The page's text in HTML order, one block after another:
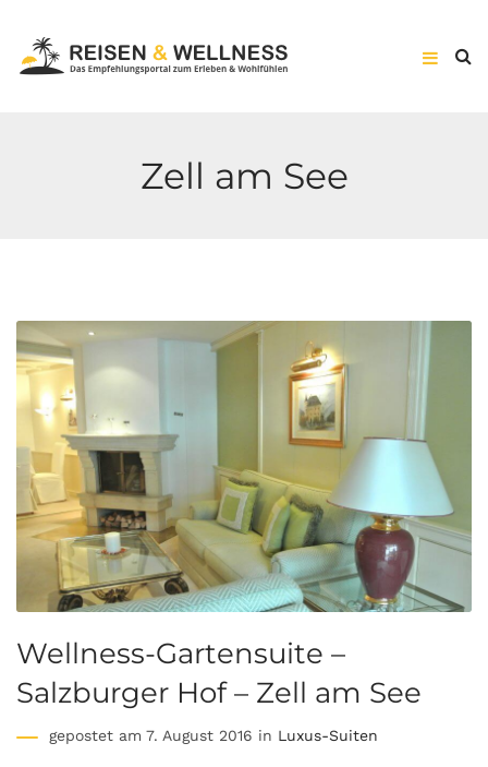
Zell am See
Wellness-Gartensuite –
Salzburger Hof – Zell am See
gepostet am 7. August 2016 in Luxus-Suiten